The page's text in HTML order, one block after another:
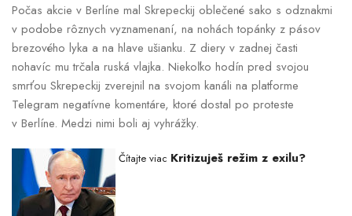
Počas akcie v Berlíne mal Skrepeckij oblečené sako s odznakmi
v podobe rôznych vyznamenaní, na nohách topánky z pásov
brezového lyka a na hlave ušianku. Z diery v zadnej časti
nohavíc mu trčala ruská vlajka. Niekoľko hodín pred svojou
smrťou Skrepeckij zverejnil na svojom kanáli na platforme
Telegram negatívne komentáre, ktoré dostal po proteste
v Berlíne. Medzi nimi boli aj vyhrážky.
Čítajte viac Kritizuješ režim z exilu?